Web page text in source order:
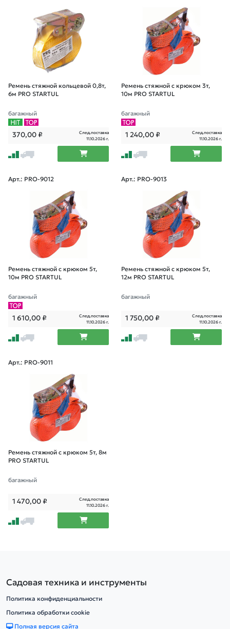
Ремень стяжной кольцевой 0,8т,
6м PRO STARTUL
багажный
370,00₽
След.поставка
11.10.2026 г.
Ремень стяжной с крюком 3т,
10м PRO STARTUL
багажный
1 240,00₽
След.поставка
11.10.2026 г.
Арт.: PRO-9012
Ремень стяжной с крюком 5т,
10м PRO STARTUL
багажный
1 610,00₽
След.поставка
11.10.2026 г.
Арт.: PRO-9013
Ремень стяжной с крюком 5т,
12м PRO STARTUL
багажный
1 750,00₽
След.поставка
11.10.2026 г.
Арт.: PRO-9011
Ремень стяжной с крюком 5т, 8м
PRO STARTUL
багажный
1 470,00₽
След.поставка
11.10.2026 г.
Садовая техника и инструменты
Политика конфиденциальности
Политика обработки cookie
Полная версия сайта